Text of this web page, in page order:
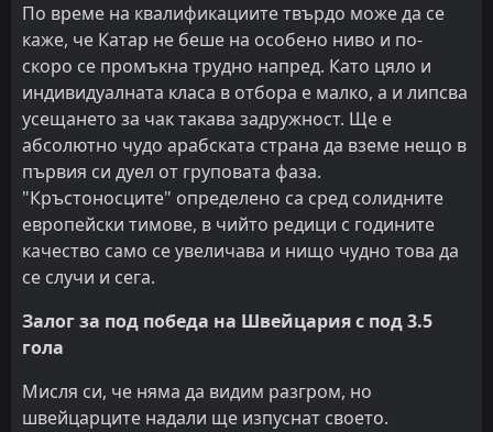
По време на квалификациите твърдо може да се
каже, че Катар не беше на особено ниво и по-
скоро се промъкна трудно напред. Като цяло и
индивидуалната класа в отбора е малко, а и липсва
усещането за чак такава задружност. Ще е
абсолютно чудо арабската страна да вземе нещо в
първия си дуел от груповата фаза.
"Кръстоносците" определено са сред солидните
европейски тимове, в чийто редици с годините
качество само се увеличава и нищо чудно това да
се случи и сега.
Залог за под победа на Швейцария с под 3.5
гола
Мисля си, че няма да видим разгром, но
швейцарците надали ще изпуснат своето.